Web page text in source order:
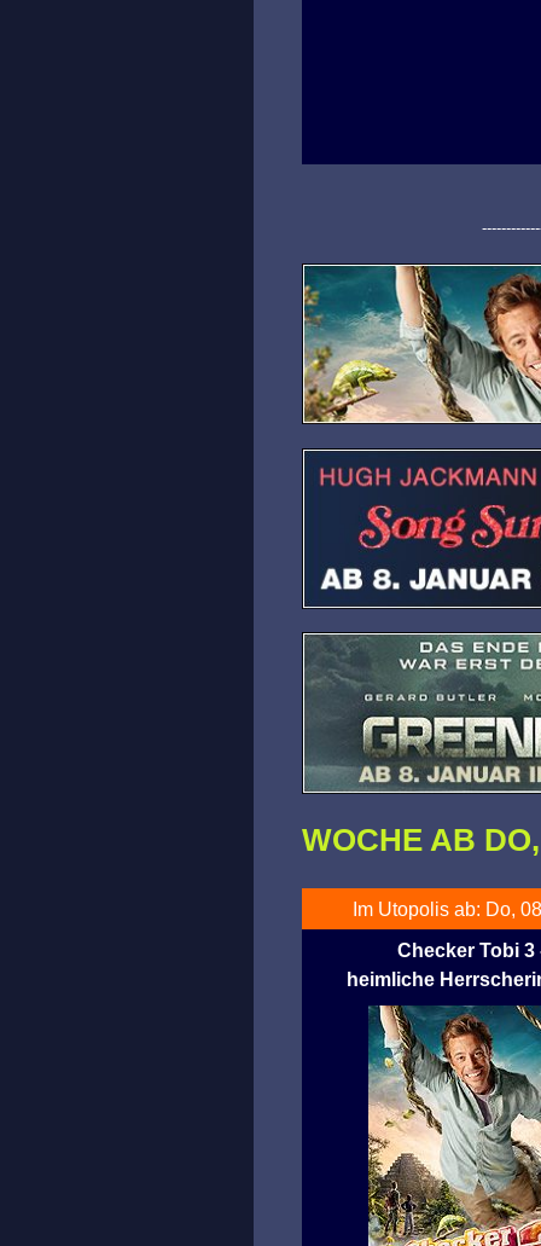
WOCHE AB
Im Utopolis ab: Do,
Checker Tobi 3
heimliche